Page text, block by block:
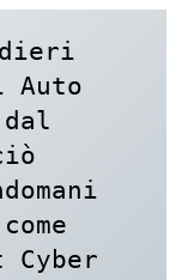
Auto
Cyber